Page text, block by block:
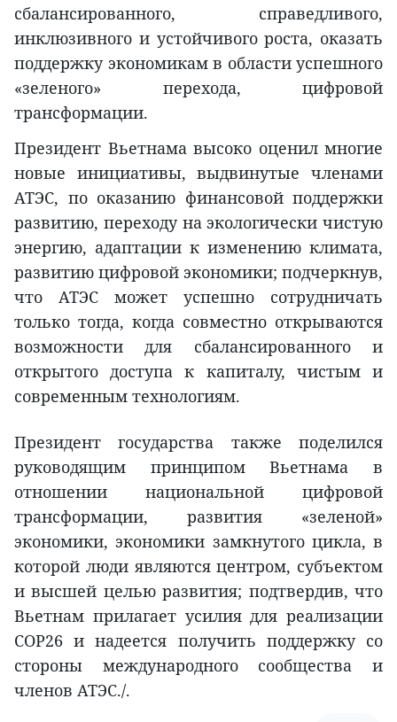
сбалансированного, справедливого,
инклюзивного и устойчивого роста, оказать
поддержку экономикам в области успешного
«зеленого» перехода, цифровой
трансформации.
Президент Вьетнама высоко оценил многие
новые инициативы, выдвинутые членами
АТЭС, по оказанию финансовой поддержки
развитию, переходу на экологически чистую
энергию, адаптации к изменению климата,
развитию цифровой экономики; подчеркнув,
что АТЭС может успешно сотрудничать
только тогда, когда совместно открываются
возможности для сбалансированного и
открытого доступа к капиталу, чистым и
современным технологиям.
Президент государства также поделился
руководящим принципом Вьетнама в
отношении национальной цифровой
трансформации, развития «зеленой»
экономики, экономики замкнутого цикла, в
которой люди являются центром, субъектом
и высшей целью развития; подтвердив, что
Вьетнам прилагает усилия для реализации
COP26 и надеется получить поддержку со
стороны международного сообщества и
членов АТЭС./.